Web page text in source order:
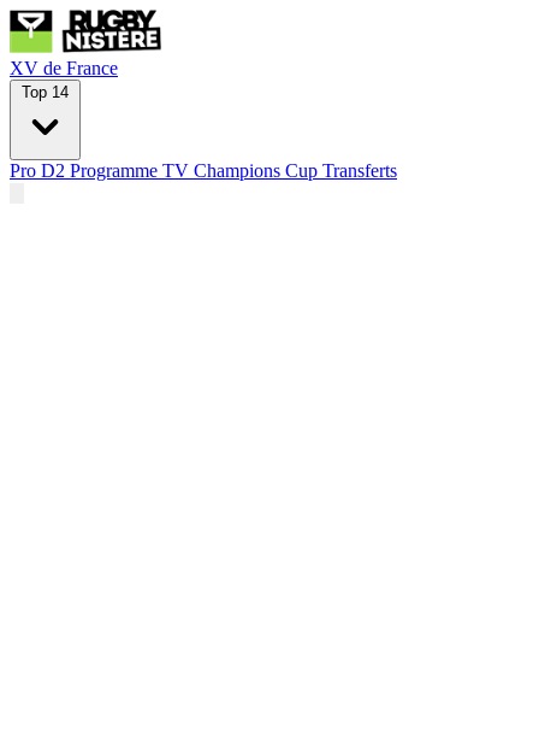
XV de France
Top 14
Pro D2 Programme TV Champions Cup Transferts